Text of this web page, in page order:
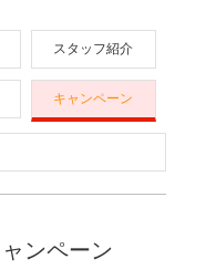
スタッフ紹介
キャンペーン
ンペーン